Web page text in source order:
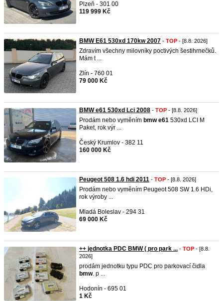
Plzeň - 301 00
119 999 Kč
BMW E61 530xd 170kw 2007 - TOP - [8.8. 2026]
Zdravím všechny milovníky poctivých šestihrnečků.
Mám t ...
Zlín - 760 01
79 000 Kč
BMW e61 530xd Lci 2008 - TOP - [8.8. 2026]
Prodám nebo vyměním bmw e61 530xd LCI M
Paket, rok výr ...
Český Krumlov - 382 11
160 000 Kč
Peugeot 508 1.6 hdi 2011 - TOP - [8.8. 2026]
Prodám nebo vyměním Peugeot 508 SW 1.6 HDi,
rok výroby ...
Mladá Boleslav - 294 31
69 000 Kč
++ jednotka PDC BMW ( pro park ... - TOP - [8.8.
2026]
prodám jednotku typu PDC pro parkovací čidla
bmw. p ...
Hodonín - 695 01
1 Kč